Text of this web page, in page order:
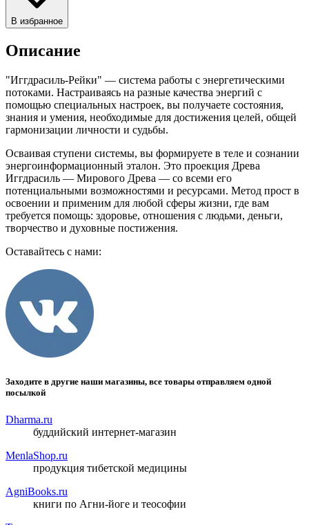
В избранное
Описание
"Иггдрасиль-Рейки" — система работы с энергетическими
потоками. Настраиваясь на разные качества энергий с
помощью специальных настроек, вы получаете состояния,
знания и умения, необходимые для достижения целей, общей
гармонизации личности и судьбы.
Осваивая ступени системы, вы формируете в теле и сознании
энергоинформационный эталон. Это проекция Древа
Иггдрасиль — Мирового Древа — со всеми его
потенциальными возможностями и ресурсами. Метод прост в
освоении и применим для любой сферы жизни, где вам
требуется помощь: здоровье, отношения с людьми, деньги,
творчество и духовные постижения.
Оставайтесь с нами:
Заходите в другие наши магазины, все товары отправляем одной
посылкой
Dharma.ru
буддийский интернет-магазин
MenlaShop.ru
продукция тибетской медицины
AgniBooks.ru
книги по Агни-йоге и теософии